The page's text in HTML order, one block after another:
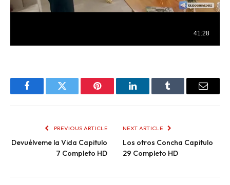
FacebookTwitter Pinterest LinkedInTumblr Email
PREVIOUS ARTICLE
Devuélveme la Vida Capitulo
7 Completo HD
NEXT ARTICLE
Los otros Concha Capitulo
29 Completo HD